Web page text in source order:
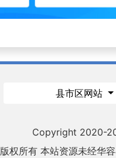
县市区网站
Copyright 2020-
版权所有 本站资源未经华